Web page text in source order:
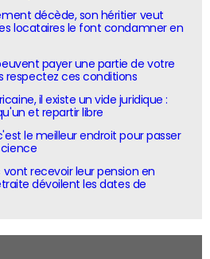
décède, son héritier veut
locataires le font condamner en
payer une partie de votre
respectez ces conditions
il existe un vide juridique :
et repartir libre
le meilleur endroit pour passer
vont recevoir leur pension en
dévoilent les dates de